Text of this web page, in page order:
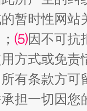
"炒
暂时性网
⑸因不可抗
方式或免责
有条款方
担一切因